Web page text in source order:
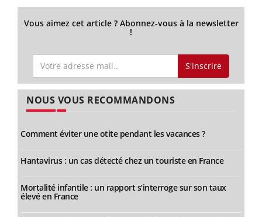
Vous aimez cet article ? Abonnez-vous à la newsletter
!
S'inscrire
NOUS VOUS RECOMMANDONS
Comment éviter une otite pendant les vacances ?
Hantavirus : un cas détecté chez un touriste en France
Mortalité infantile : un rapport s’interroge sur son taux
élevé en France